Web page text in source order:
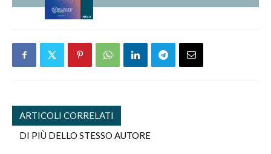
ARTICOLI CORRELATI
DI PIÙ DELLO STESSO AUTORE